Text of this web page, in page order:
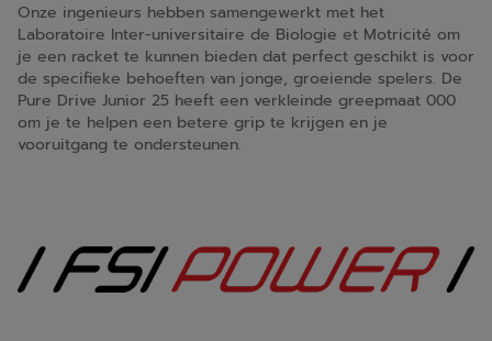
Onze ingenieurs hebben samengewerkt met het
Laboratoire Inter-universitaire de Biologie et Motricité om
je een racket te kunnen bieden dat perfect geschikt is voor
de specifieke behoeften van jonge, groeiende spelers. De
Pure Drive Junior 25 heeft een verkleinde greepmaat 000
om je te helpen een betere grip te krijgen en je
vooruitgang te ondersteunen.